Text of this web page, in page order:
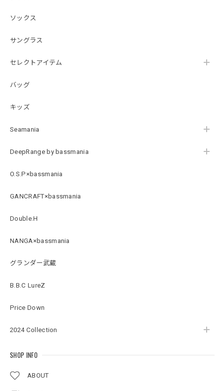
ソックス
サングラス
セレクトアイテム
バッグ
キッズ
Seamania
DeepRange by bassmania
O.S.P×bassmania
GANCRAFT×bassmania
Double.H
NANGA×bassmania
グランダー武蔵
B.B.C LureZ
Price Down
2024 Collection
SHOP INFO
ABOUT
ミックスデザイン M
BMサークルロゴステッカー